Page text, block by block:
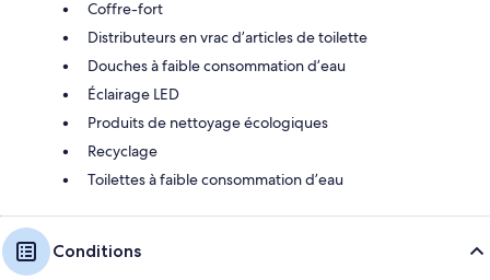
Coffre-fort
Distributeurs en vrac d’articles de toilette
Douches à faible consommation d’eau
Éclairage LED
Produits de nettoyage écologiques
Recyclage
Toilettes à faible consommation d’eau
Conditions